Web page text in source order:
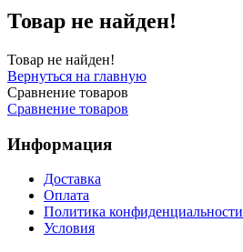
Товар не найден!
Товар не найден!
Вернуться на главную
Сравнение товаров
Сравнение товаров
Информация
Доставка
Оплата
Политика конфиденциальности
Условия